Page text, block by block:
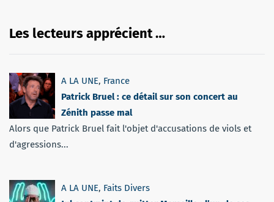
Les lecteurs apprécient …
A LA UNE, France
Patrick Bruel : ce détail sur son concert au
Zénith passe mal
Alors que Patrick Bruel fait l'objet d'accusations de viols et
d'agressions...
A LA UNE, Faits Divers